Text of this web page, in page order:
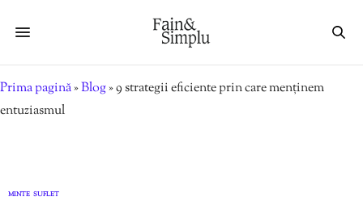
Prima pagină»Blog»9 strategii eficiente prin care menținem
entuziasmul
MINTE SUFLET